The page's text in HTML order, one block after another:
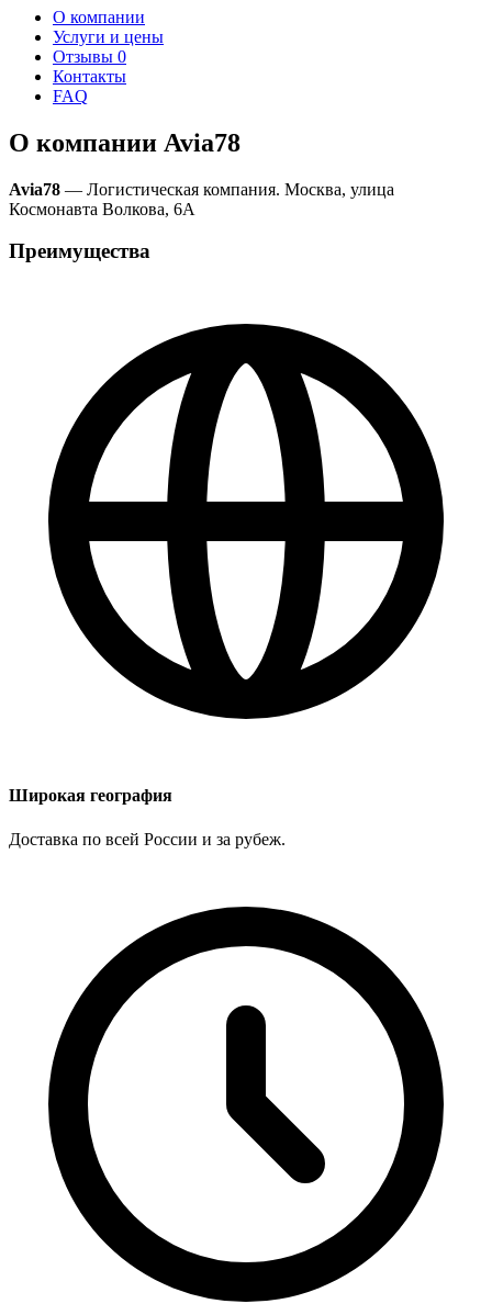
О компании
Услуги и цены
Отзывы 0
Контакты
FAQ
О компании Avia78
Avia78 — Логистическая компания. Москва, улица
Космонавта Волкова, 6А
Преимущества
Широкая география
Доставка по всей России и за рубеж.